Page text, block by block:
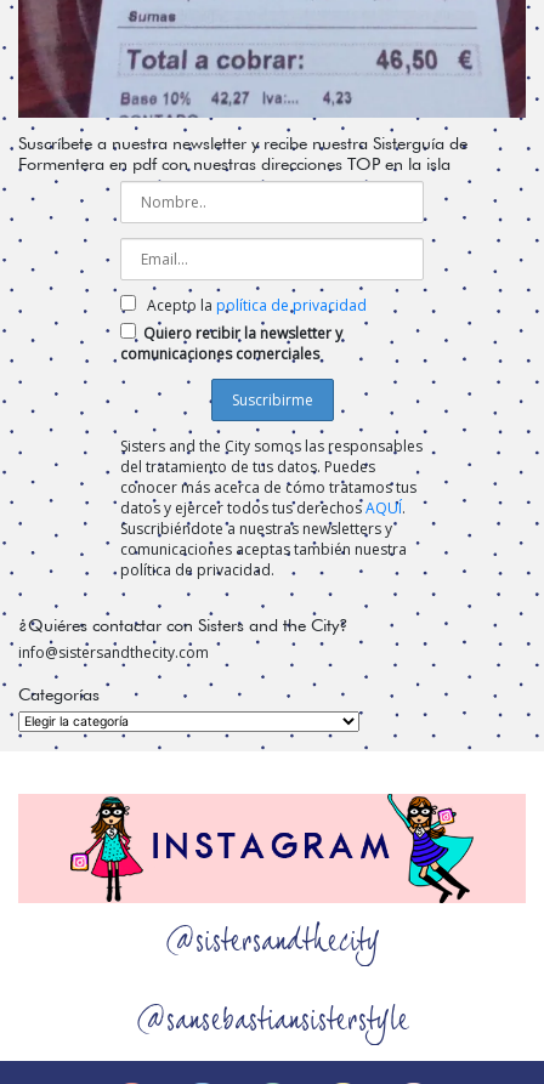
Suscríbete a nuestra newsletter y recibe nuestra Sisterguía de
Formentera en pdf con nuestras direcciones TOP en la isla
Acepto la política de privacidad
Quiero recibir la newsletter y
comunicaciones comerciales
Sisters and the City somos las responsables
del tratamiento de tus datos. Puedes
conocer más acerca de cómo tratamos tus
datos y ejercer todos tus derechosAQUÍ.
Suscribiéndote a nuestras newsletters y
comunicaciones aceptas también nuestra
política de privacidad.
¿Quiéres contactar con Sisters and the City?
info@sistersandthecity.com
Categorías
Categorías
@sistersandthecity
@sansebastiansisterstyle